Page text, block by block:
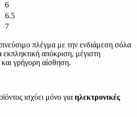
6
6.5
7
πλέγμα με την ενδιάμεση σόλα
απόκριση, μέγιστη
γρήγορη αίσθηση.
ισχύει μόνο για ηλεκτρονικές